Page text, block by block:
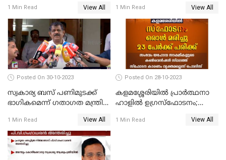
പ്രതിപക്ഷ നേതാക്കള്‍
1 Min Read View All
കോൾ വിവരങ്ങൾ തേടി
പൊലീസ്
1 Min Read View All
Posted On 30-10-2023
സ്വകാര്യ ബസ് പണിമുടക്ക്
ഭാഗികമെന്ന് ഗതാഗത മന്ത്രി
1 Min Read View All
Posted On 28-10-2023
കളമശ്ശേരിയിൽ പ്രാർത്ഥനാ
ഹാളിൽ ഉഗ്രസ്‌ഫോടനം;
പേരുടെ നില ഗുരുതരം
1 Min Read View All